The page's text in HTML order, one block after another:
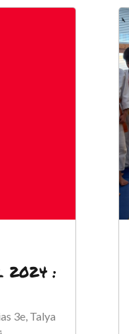
2024 :
3e, Talya